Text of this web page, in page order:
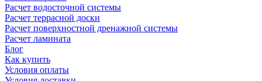
Расчет водосточной системы
Расчет террасной доски
Расчет поверхностной дренажной системы
Расчет ламината
Блог
Как купить
Условия оплаты